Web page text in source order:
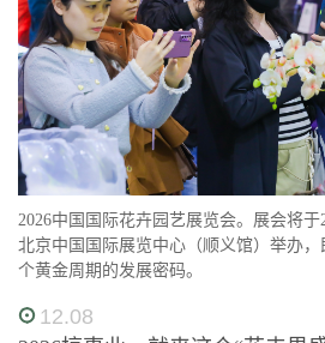
2026中国国际花卉园艺展览会。展会将于
北京中国国际展览中心（顺义馆）举办
个黄金周期的发展密码。
12.08